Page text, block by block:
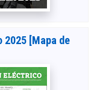
2025 [Mapa de